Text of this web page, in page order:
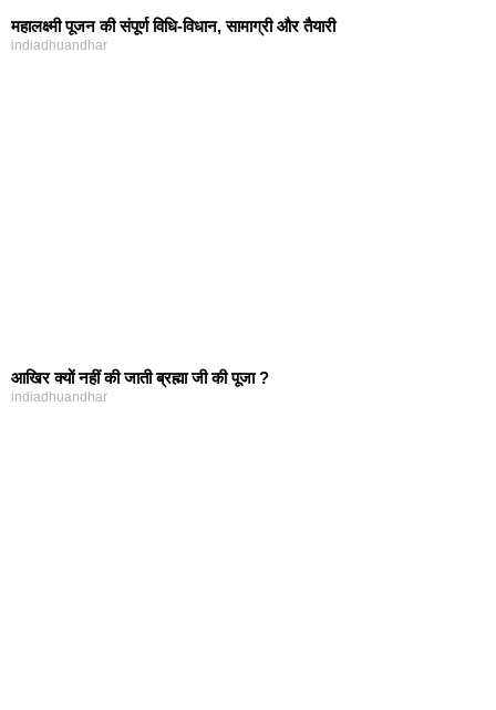
महालक्ष्‍मी पूजन की संपूर्ण विधि-विधान, सामाग्री और तैयारी
indiadhuandhar
आखिर क्‍यों नहीं की जाती ब्रह्मा जी की पूजा ?
indiadhuandhar